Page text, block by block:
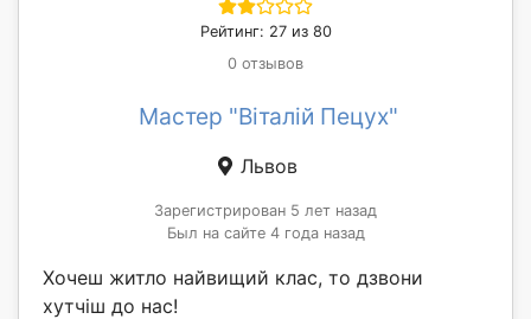
Рейтинг: 27 из 80
0 отзывов
Мастер "Віталій Пецух"
Львов
Зарегистрирован 5 лет назад
Был на сайте 4 года назад
Хочеш житло найвищий клас, то дзвони
хутчіш до нас!